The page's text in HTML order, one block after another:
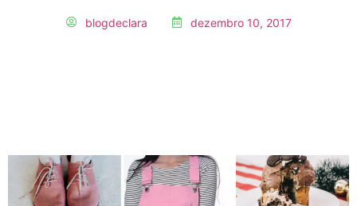
blogdeclara dezembro 10, 2017